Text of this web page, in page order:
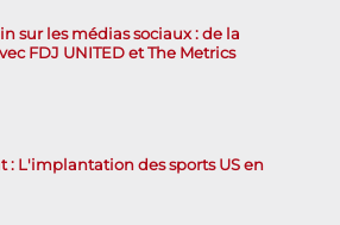
sur les médias sociaux : de la
FDJ UNITED et The Metrics
: L'implantation des sports US en